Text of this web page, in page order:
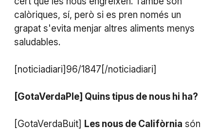
calòriques, sí, però si es pren només un
grapat s'evita menjar altres aliments menys
saludables.
[noticiadiari]96/1847[/noticiadiari]
[GotaVerdaPle] Quins tipus de nous hi ha?
[GotaVerdaBuit] Les nous de Califòrnia són